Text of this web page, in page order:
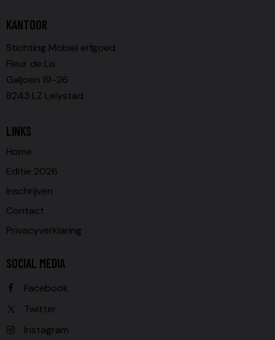
KANTOOR
Stichting Mobiel erfgoed
Fleur de Lis
Galjoen 19-26
8243 LZ Lelystad
LINKS
Home
Editie 2026
Inschrijven
Contact
Privacyverklaring
SOCIAL MEDIA
Facebook
Twitter
Instagram